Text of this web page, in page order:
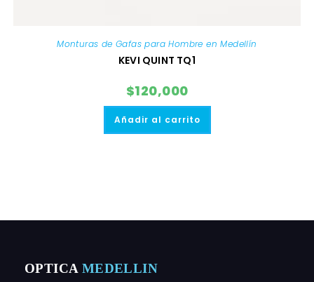
Monturas de Gafas para Hombre en Medellín
KEVI QUINT TQ1
$120,000
Añadir al carrito
OPTICA MEDELLIN